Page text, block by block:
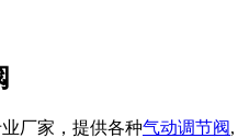
厂家，提供各种气动调节阀,